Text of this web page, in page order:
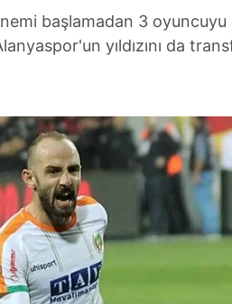
başlamadan 3
yıldızını da